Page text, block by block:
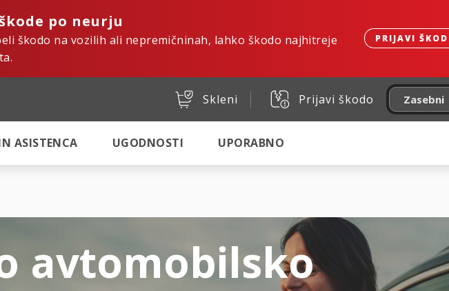
po neurju
škodo na vozilih ali nepremičninah, lahko škodo najhitreje
PRIJAVI
Skleni Prijavi škodo Zasebni
ASISTENCA UGODNOSTI UPORABNO
avtomobilsko